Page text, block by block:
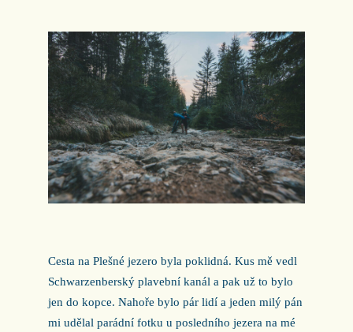
Cesta na Plešné jezero byla poklidná. Kus mě vedl
Schwarzenberský plavební kanál a pak už to bylo
jen do kopce. Nahoře bylo pár lidí a jeden milý pán
mi udělal parádní fotku u posledního jezera na mé